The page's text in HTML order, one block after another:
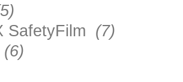
SafetyFilm (7)
(6)